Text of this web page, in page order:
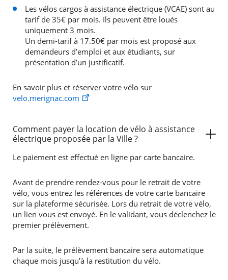
Les vélos cargos à assistance électrique (VCAE) sont au
tarif de 35€ par mois. Ils peuvent être loués
uniquement 3 mois.
Un demi-tarif à 17.50€ par mois est proposé aux
demandeurs d’emploi et aux étudiants, sur
présentation d’un justificatif.
En savoir plus et réserver votre vélo sur
velo.merignac.com
Comment payer la location de vélo à assistance
électrique proposée par la Ville ?
Le paiement est effectué en ligne par carte bancaire.
Avant de prendre rendez-vous pour le retrait de votre
vélo, vous entrez les références de votre carte bancaire
sur la plateforme sécurisée. Lors du retrait de votre vélo,
un lien vous est envoyé. En le validant, vous déclenchez le
premier prélèvement.
Par la suite, le prélèvement bancaire sera automatique
chaque mois jusqu’à la restitution du vélo.